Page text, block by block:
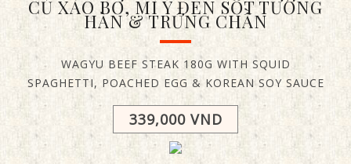
CỦ XÀO BƠ, MÌ Ý ĐEN SỐT TƯƠNG
HÀN & TRỨNG CHẦN
WAGYU BEEF STEAK 180G WITH SQUID
SPAGHETTI, POACHED EGG & KOREAN SOY SAUCE
339,000 VND